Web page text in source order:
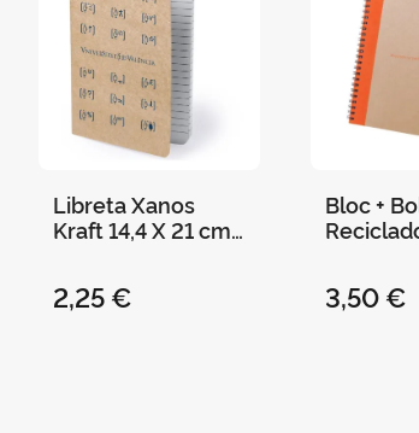
Libreta Xanos
Kraft 14,4 X 21 cm
2,25 €
Bloc +
cm -
3,50 €